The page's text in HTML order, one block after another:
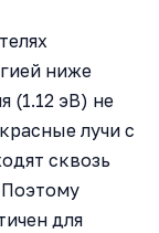
ниже
(1.12 эВ) не
лучи с
сквозь
для